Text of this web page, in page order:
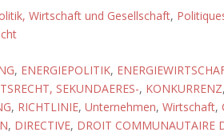
Wirtschaft und Gesellschaft,
, ENERGIEPOLITIK,
SEKUNDAERES-, KONKURRENZ,
, RICHTLINIE, Unternehmen, Wirtschaft,
, DIRECTIVE, DROIT COMMUNAUTAIRE